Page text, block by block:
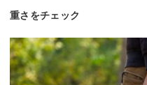
重さをチェック